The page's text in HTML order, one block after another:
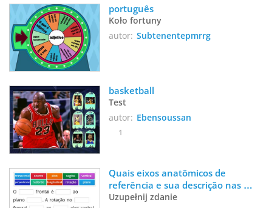
português
Koło fortuny
autor: Subtenentepmrrg
basketball
Test
autor: Ebensoussan
1
Quais eixos anatômicos de
referência e sua descrição nas
posições corretas:
Uzupełnij zdanie